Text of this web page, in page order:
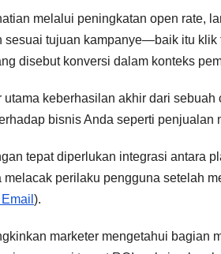
melalui peningkatan open rate,
sesuai tujuan kampanye—baik itu klik
disebut konversi dalam konteks
keberhasilan akhir dari
bisnis Anda seperti
tepat diperlukan integrasi antara
perilaku pengguna setelah
).
marketer mengetahui bagian